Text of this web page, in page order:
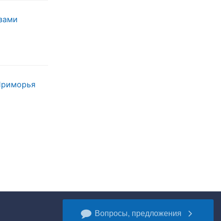
Вопросы, предложения